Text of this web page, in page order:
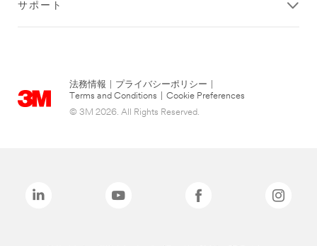
サポート
法務情報 プライバシーポリシー
Terms and Conditions
Cookie Preferences
© 3M 2026. All Rights Reserved.